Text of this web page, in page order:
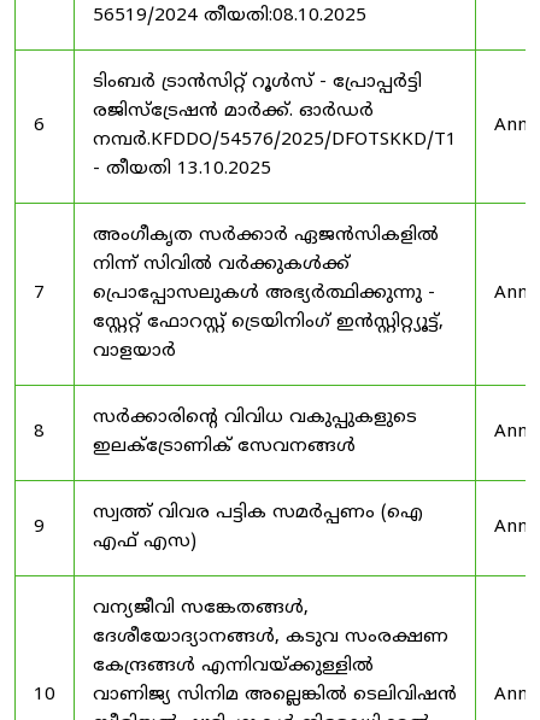
56519/2024 തീയതി:08.10.2025
6
ടിംബർ ട്രാൻസിറ്റ് റൂൾസ് - പ്രോപ്പർട്ടി
രജിസ്ട്രേഷൻ മാർക്ക്. ഓർഡർ
നമ്പർ.KFDDO/54576/2025/DFOTSKKD/T1
- തീയതി 13.10.2025
7
അംഗീകൃത സർക്കാർ ഏജൻസികളിൽ
നിന്ന് സിവിൽ വർക്കുകൾക്ക്
പ്രൊപ്പോസലുകൾ അഭ്യർത്ഥിക്കുന്നു -
സ്റ്റേറ്റ് ഫോറസ്റ്റ് ട്രെയിനിംഗ് ഇൻസ്റ്റിറ്റ്യൂട്ട്,
വാളയാർ
8
സർക്കാരിന്റെ വിവിധ വകുപ്പുകളുടെ
ഇലക്ട്രോണിക് സേവനങ്ങൾ
9
സ്വത്ത് വിവര പട്ടിക സമർപ്പണം (ഐ
എഫ് എസ)
10
വന്യജീവി സങ്കേതങ്ങൾ,
ദേശീയോദ്യാനങ്ങൾ, കടുവ സംരക്ഷണ
കേന്ദ്രങ്ങൾ എന്നിവയ്ക്കുള്ളിൽ
വാണിജ്യ സിനിമ അല്ലെങ്കിൽ ടെലിവിഷൻ